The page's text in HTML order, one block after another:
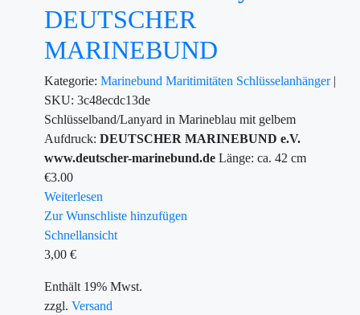
DEUTSCHER
MARINEBUND
Kategorie: Marinebund Maritimitäten Schlüsselanhänger |
SKU: 3c48ecdc13de
Schlüsselband/Lanyard in Marineblau mit gelbem
Aufdruck: DEUTSCHER MARINEBUND e.V.
www.deutscher-marinebund.de Länge: ca. 42 cm
€3.00
Weiterlesen
Zur Wunschliste hinzufügen
Schnellansicht
3,00 €
Enthält 19% Mwst.
zzgl. Versand